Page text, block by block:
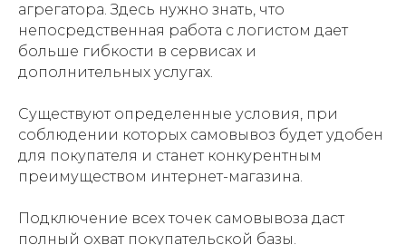
агрегатора. Здесь нужно знать, что
непосредственная работа с логистом дает
больше гибкости в сервисах и
дополнительных услугах.
Существуют определенные условия, при
соблюдении которых самовывоз будет удобен
для покупателя и станет конкурентным
преимуществом интернет-магазина.
Подключение всех точек самовывоза даст
полный охват покупательской базы.